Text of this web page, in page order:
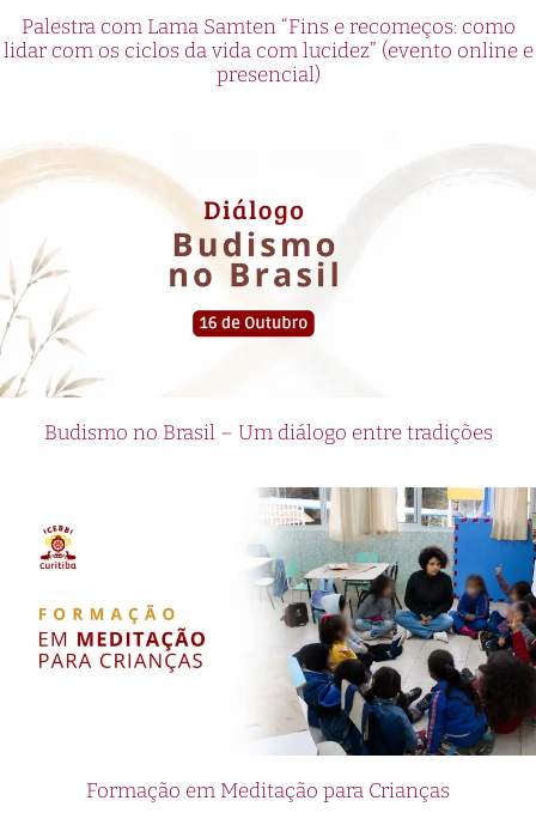
Palestra com Lama Samten “Fins e recomeços: como
lidar com os ciclos da vida com lucidez” (evento online e
presencial)
Budismo no Brasil – Um diálogo entre tradições
Formação em Meditação para Crianças